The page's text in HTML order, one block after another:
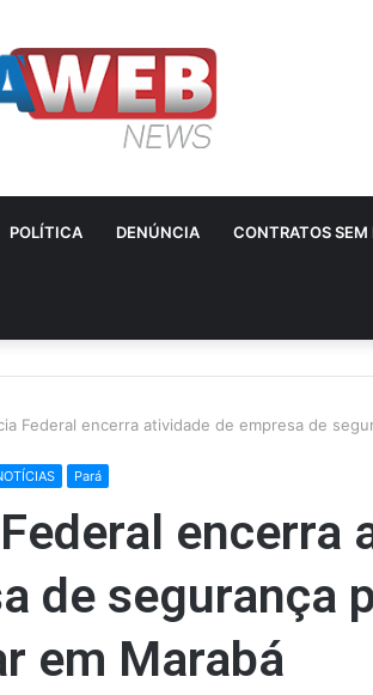
POLÍTICA DENÚNCIA CONTRATOS
Federal encerra atividade de empresa de
Pará
encerra
de segurança
em Marabá